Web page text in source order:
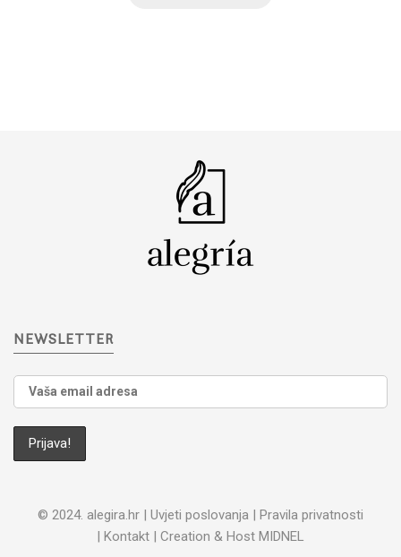
NEWSLETTER
© 2024. alegira.hr | Uvjeti poslovanja | Pravila privatnosti
| Kontakt | Creation & Host MIDNEL